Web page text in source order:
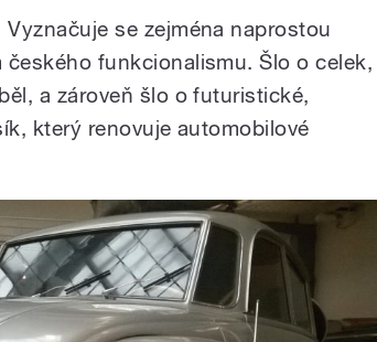
se zejména naprostou
funkcionalismu. Šlo o celek,
a zároveň šlo o futuristické,
který renovuje automobilové